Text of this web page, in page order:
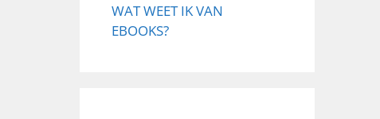
WAT WEET IK VAN
EBOOKS?